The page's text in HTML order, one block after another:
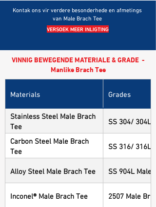
Kontak ons vir verdere besonderhede en afmetings
van Male Brach Tee
VERSOEK MEER INLIGTING
VINNIG BEWEGENDE MATERIALE & GRADE -
Manlike Brach Tee
Materials Grades
Stainless Steel Male Brach
Tee
SS 304/ 304L
Carbon Steel Male Brach
Tee
SS 316/ 316L
Alloy Steel Male Brach Tee SS 904L Male
Inconel® Male Brach Tee 2507 Male